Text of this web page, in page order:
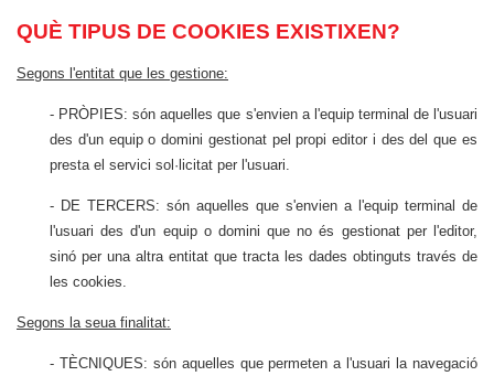
QUÈ TIPUS DE COOKIES EXISTIXEN?
Segons l'entitat que les gestione:
- PRÒPIES: són aquelles que s'envien a l'equip terminal de l'usuari
des d'un equip o domini gestionat pel propi editor i des del que es
presta el servici sol·licitat per l'usuari.
- DE TERCERS: són aquelles que s'envien a l'equip terminal de
l'usuari des d'un equip o domini que no és gestionat per l'editor,
sinó per una altra entitat que tracta les dades obtinguts través de
les cookies.
Segons la seua finalitat:
- TÈCNIQUES: són aquelles que permeten a l'usuari la navegació